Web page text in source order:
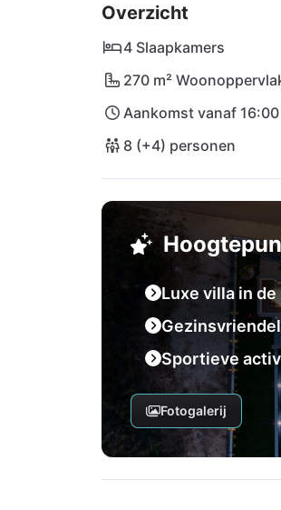
kunt bereiken - of het nu
historische schatten
Overzicht
4 Slaapkamers
270 m²
Aankomst vanaf
8 (+4) personen
Luxe villa in
Sportieve
Fotogalerij